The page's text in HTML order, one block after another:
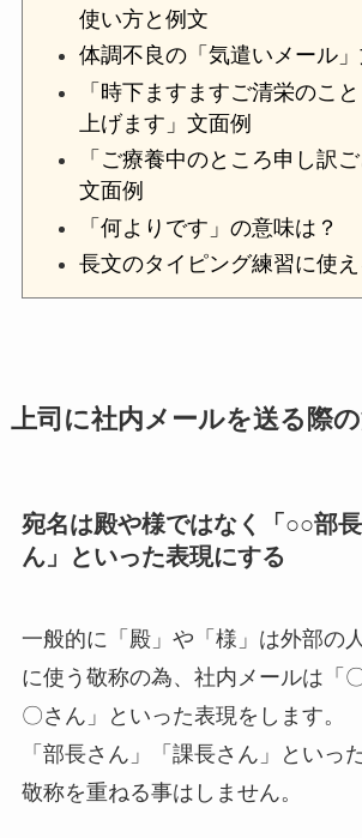
使い方と例文
体調不良の「気遣いメール」
「時下ますますご清栄のこ
上げます」文面例
「ご療養中のところ申し訳ご
文面例
「何よりです」の意味は？
長文のタイピング練習に使
上司に社内メールを送る際
宛名は殿や様ではなく「○○部
ん」といった表現にする
一般的に「殿」や「様」は外部の
に使う敬称の為、社内メールは「
〇さん」といった表現をします。
「部長さん」「課長さん」といっ
敬称を重ねる事はしません。